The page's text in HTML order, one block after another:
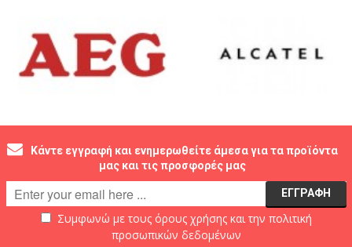
Κάντε εγγραφή και ενημερωθείτε άμεσα για τα προϊόντα
μας και τις προσφορές μας
Συμφωνώ με τους όρους χρήσηςκαι την πολιτική
προσωπικών δεδομένων